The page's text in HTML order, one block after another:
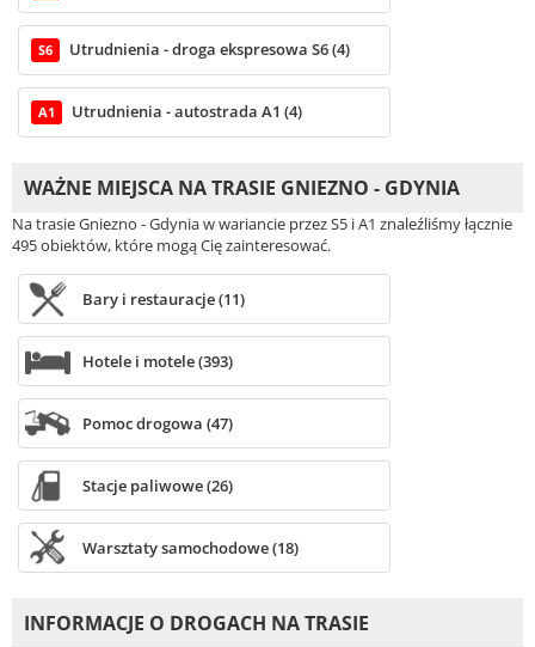
S6 Utrudnienia - droga ekspresowa S6 (4)
A1 Utrudnienia - autostrada A1 (4)
WAŻNE MIEJSCA NA TRASIE GNIEZNO - GDYNIA
Na trasie Gniezno - Gdynia w wariancie przez S5 i A1 znaleźliśmy łącznie
495 obiektów, które mogą Cię zainteresować.
Bary i restauracje (11)
Hotele i motele (393)
Pomoc drogowa (47)
Stacje paliwowe (26)
Warsztaty samochodowe (18)
INFORMACJE O DROGACH NA TRASIE